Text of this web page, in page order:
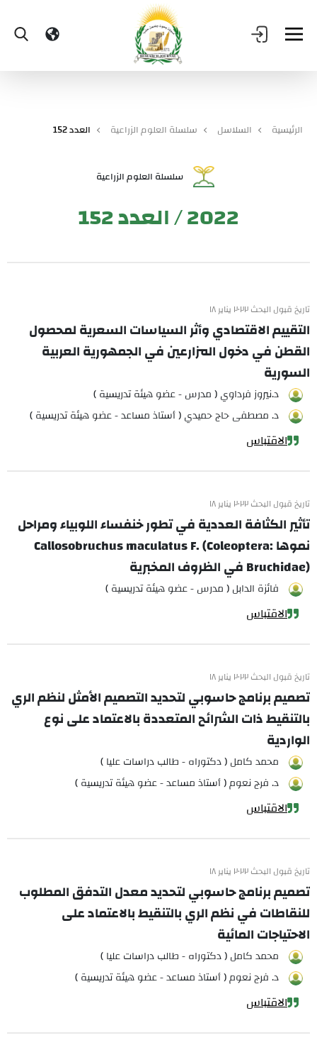
الرئيسية السلاسل سلسلة العلوم الزراعية العدد 152
سلسلة العلوم الزراعية
2022 / العدد 152
تاريخ قبول البحث ٢٠٢٢ يناير ١٨
التقييم الاقتصادي وأثر السياسات السعرية لمحصول
القطن في دخول المزارعين في الجمهورية العربية
السورية
د.نيروز فرداوي ( مدرس - عضو هيئة تدريسية )
د. مصطفى حاج حميدي ( أستاذ مساعد - عضو هيئة تدريسية )
الاقتباس
تاريخ قبول البحث ٢٠٢٢ يناير ١٨
تأثير الكثافة العددية في تطور خنفساء اللوبياء ومراحل
نموها Callosobruchus maculatus F. (Coleoptera:
Bruchidae) في الظروف المخبرية
فائزة الدابل ( مدرس - عضو هيئة تدريسية )
الاقتباس
تاريخ قبول البحث ٢٠٢٢ يناير ١٨
تصميم برنامج حاسوبي لتحديد التصميم الأمثل لنظم الري
بالتنقيط ذات الشرائح المتعددة بالاعتماد على نوع
الواردية
محمد كامل ( دكتوراه - طالب دراسات عليا )
د. فرج نعوم ( أستاذ مساعد - عضو هيئة تدريسية )
الاقتباس
تاريخ قبول البحث ٢٠٢٢ يناير ١٨
تصميم برنامج حاسوبي لتحديد معدل التدفق المطلوب
للنقاطات في نظم الري بالتنقيط بالاعتماد على
الاحتياجات المائية
محمد كامل ( دكتوراه - طالب دراسات عليا )
د. فرج نعوم ( أستاذ مساعد - عضو هيئة تدريسية )
الاقتباس